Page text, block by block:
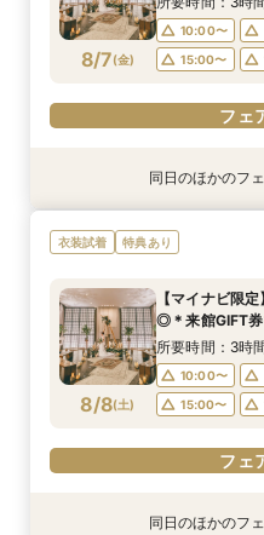
電話予
電話予
15:00〜
電話予
8/7(金)
10:00〜
15:00〜
フェ
特典あり
8/7(金)
＼8.8.8◆入籍
応援キャンペーン
10:00〜
15:00〜
フェ
特典あり
8/7(金)
期間限定！1件
き＼何も決まっ
10:00〜
15:00〜
フェ
特典あり
8/7(金)
【少人数6名～
得に叶う♪少人
所要時間：3時
15:00〜
フェ
同日のほかのフ
衣装試着 特典あり
8/8(土)
【マイナビ限
◎＊来館GIFT
所要時間：3時
10:00〜
15:00〜
フェ
特典あり
特典あり
特典あり同日のほかのフ